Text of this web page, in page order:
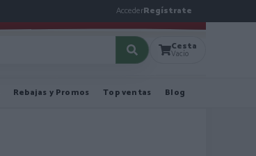
AccederRegístrate
Cesta
Vacío
Rebajas y Promos Top ventas Blog